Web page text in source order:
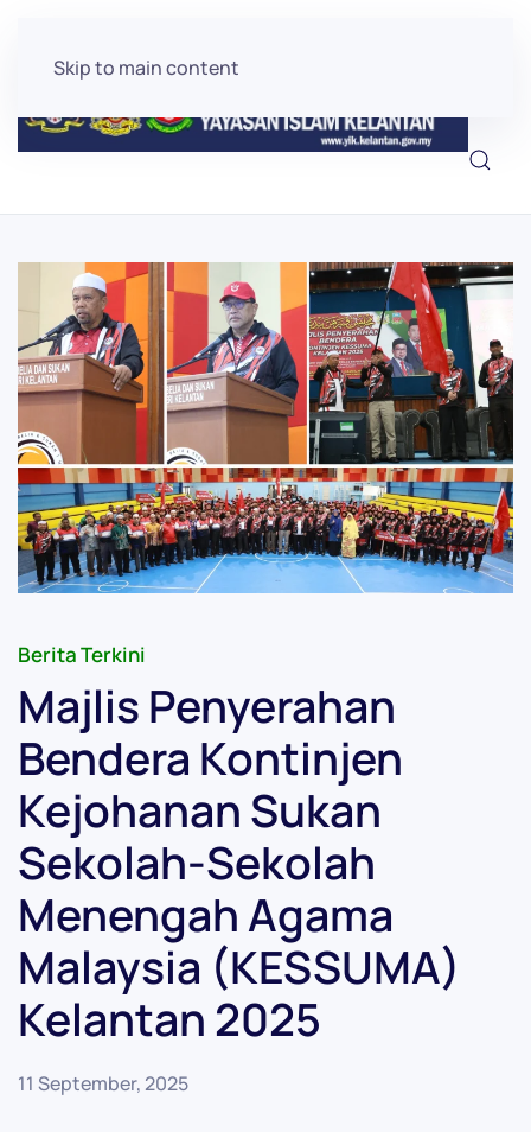
Skip to main content
Berita Terkini
Majlis Penyerahan
Bendera Kontinjen
Kejohanan Sukan
Sekolah-Sekolah
Menengah Agama
Malaysia (KESSUMA)
Kelantan 2025
11 September, 2025